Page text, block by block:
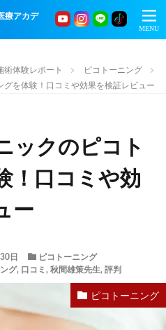
療アカデ
術体験レポート
ピコトーニング
を体験！口コミや効果を検証レビュー
ックのピコト
！口コミや効
ー
日
ピコトーニング
グ, 口コミ , 秋間雄策先生, 評判
ピコトーニング